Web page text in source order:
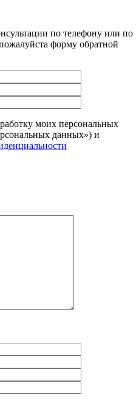
по телефону или по
форму обратной
моих персональных
данных») и